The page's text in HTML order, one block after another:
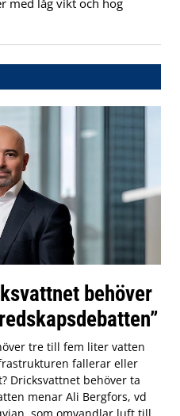
med låg vikt och hög
behöver
tre till fem liter vatten
fallerar eller
Dricksvattnet behöver ta
menar Ali Bergfors, vd